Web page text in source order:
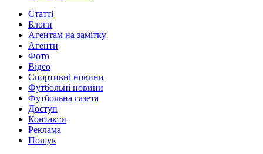
Статті
Блоги
Агентам на замітку
Агенти
Фото
Відео
Спортивні новини
Футбольні новини
Футбольна газета
Доступ
Контакти
Реклама
Пошук